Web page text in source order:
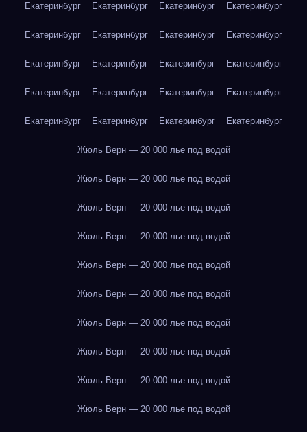
Екатеринбург Екатеринбург Екатеринбург Екатеринбург
Екатеринбург Екатеринбург Екатеринбург Екатеринбург
Екатеринбург Екатеринбург Екатеринбург Екатеринбург
Екатеринбург Екатеринбург Екатеринбург Екатеринбург
Екатеринбург Екатеринбург Екатеринбург Екатеринбург
Жюль Верн — 20 000 лье под водой
Жюль Верн — 20 000 лье под водой
Жюль Верн — 20 000 лье под водой
Жюль Верн — 20 000 лье под водой
Жюль Верн — 20 000 лье под водой
Жюль Верн — 20 000 лье под водой
Жюль Верн — 20 000 лье под водой
Жюль Верн — 20 000 лье под водой
Жюль Верн — 20 000 лье под водой
Жюль Верн — 20 000 лье под водой